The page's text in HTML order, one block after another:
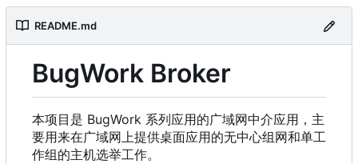
README.md
BugWork Broker
本项目是 BugWork 系列应用的广域网中介应用，主
要用来在广域网上提供桌面应用的无中心组网和单工
作组的主机选举工作。